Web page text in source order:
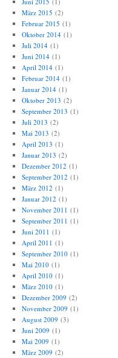
März 2015 (2)
Februar 2015 (1)
Oktober 2014(1)
Juli 2014(1)
Juni 2014(1)
April 2014(1)
Februar 2014(1)
Januar 2014(1)
Oktober 2013 (2)
September 2013 (1)
Juli 2013 (2)
Mai 2013 (2)
April 2013 (1)
Januar 2013 (2)
Dezember 2012 (1)
September 2012 (1)
März 2012 (1)
Januar 2012 (1)
November 2011 (1)
September 2011 (1)
Juni 2011 (1)
April 2011 (1)
September 2010(1)
Mai 2010(1)
April 2010(1)
März 2010(1)
Dezember 2009 (2)
November 2009 (1)
August 2009 (3)
Juni 2009 (1)
Mai 2009 (1)
März 2009 (2)